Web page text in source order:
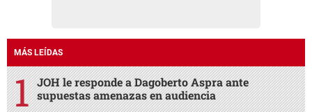
MÁS LEÍDAS
JOH le responde a Dagoberto Aspra ante
supuestas amenazas en audiencia